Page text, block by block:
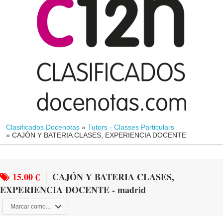
Clasificados Docenotas » Tutors - Classes Particulars
» CAJÓN Y BATERIA CLASES, EXPERIENCIA DOCENTE
15.00 €
CAJÓN Y BATERIA CLASES,
EXPERIENCIA DOCENTE - madrid
Marcar como...